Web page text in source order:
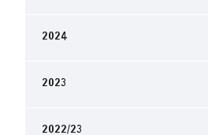
2024
2023
2022/23